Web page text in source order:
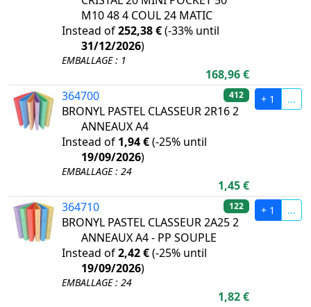
M10 48 4 COUL 24 MATIC
Instead of252,38 €(-33% until
31/12/2026)
EMBALLAGE : 1
168,96 €
364700
BRONYL PASTEL CLASSEUR 2R16 2
ANNEAUX A4
Instead of 1,94 €(-25% until
19/09/2026)
EMBALLAGE : 24
412
1,45 €
+ 1 ...
364710
BRONYL PASTEL CLASSEUR 2A25 2
ANNEAUX A4 - PP SOUPLE
Instead of2,42 €(-25% until
19/09/2026)
EMBALLAGE : 24
122
1,82 €
+ 1 ...